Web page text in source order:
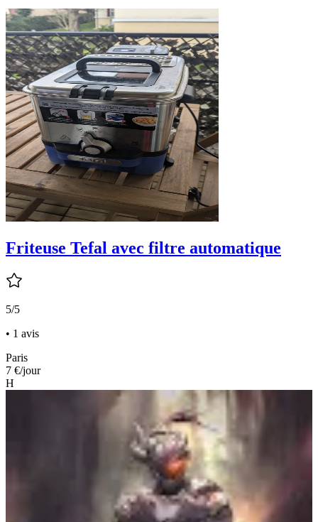
Friteuse Tefal avec filtre automatique
5/5
• 1 avis
Paris
7 €/jour
H